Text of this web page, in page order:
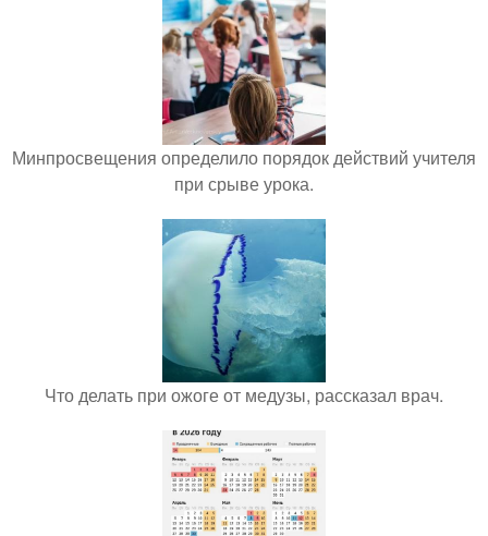
Минпросвещения определило порядок действий учителя
при срыве урока.
Что делать при ожоге от медузы, рассказал врач.